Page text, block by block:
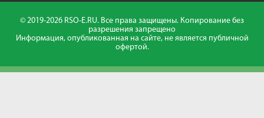
© 2019-2026 RSO-E.RU. Все права защищены. Копирование без
разрешения запрещено
Информация, опубликованная на сайте, не является публичной
офертой.